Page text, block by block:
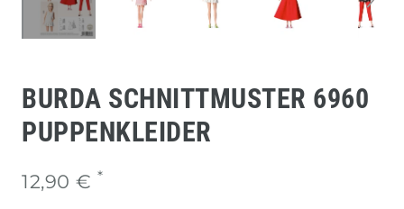
BURDA SCHNITTMUSTER 6960
PUPPENKLEIDER
12,90 € *